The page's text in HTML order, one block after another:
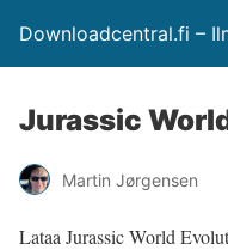
Downloadcentral.fi –
Jurassic
Martin Jørgensen
Lataa Jurassic World